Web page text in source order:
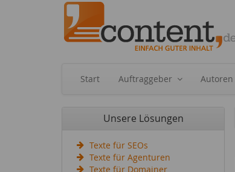
Start Auftraggeber Autoren
Unsere Lösungen
Texte für SEOs
Texte für Agenturen
Texte für Domainer